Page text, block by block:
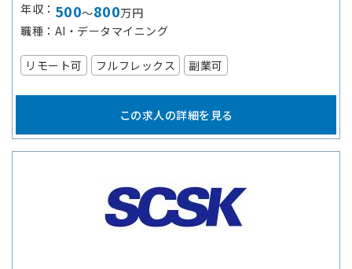
年収
500～800万円
職種
AI・データマイニング
リモート可 フルフレックス 副業可
この求人の詳細を見る